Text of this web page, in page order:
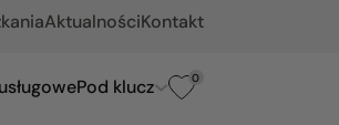
AktualnościKontakt
Pod klucz 0